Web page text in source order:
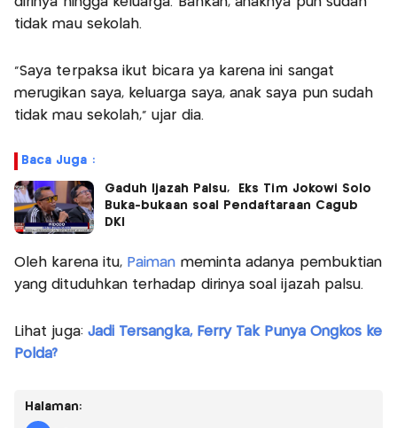
tidak mau sekolah.
“Saya terpaksa ikut bicara ya karena ini sangat
merugikan saya, keluarga saya, anak saya pun sudah
tidak mau sekolah,” ujar dia.
Baca Juga :
Gaduh Ijazah Palsu, Eks Tim Jokowi Solo
Buka-bukaan soal Pendaftaraan Cagub
DKI
Oleh karena itu, Paiman meminta adanya pembuktian
yang dituduhkan terhadap dirinya soal ijazah palsu.
Lihat juga: Jadi Tersangka, Ferry Tak Punya Ongkos ke
Polda?
Halaman: